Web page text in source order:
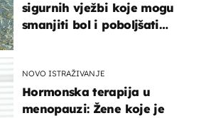
sigurnih vježbi koje mogu
smanjiti bol i poboljšati
NOVO ISTRAŽIVANJE
Hormonska terapija u
menopauzi: Žene koje je